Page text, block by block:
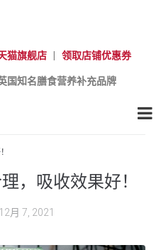
猫旗舰店 领取店铺优惠券
国知名膳食营养补充品牌
，吸收效果好！
12月 7, 2021